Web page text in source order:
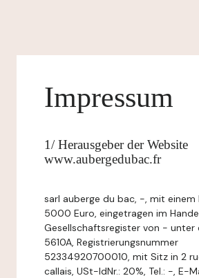
Impressum
1/ Herausgeber der Website
www.aubergedubac.fr
sarl auberge du bac, -, mit einem
5000 Euro, eingetragen im
Gesellschaftsregister von - unter
5610A, Registrierungsnummer
52334920700010, mit Sitz in 2
callais, USt-IdNr.: 20%, Tel.: -, E-